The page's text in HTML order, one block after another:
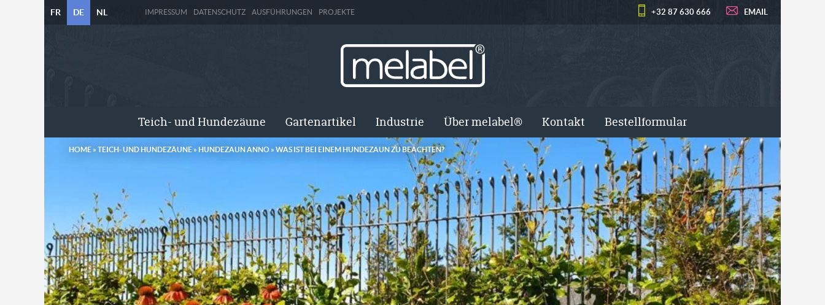
FR DE NL IMPRESSUM DATENSCHUTZ AUSFÜHRUNGEN PROJEKTE +32 87 630 666 EMAIL
Teich- und Hundezäune Gartenartikel Industrie Über melabel® Kontakt Bestellformular
HOME » TEICH- UND HUNDEZÄUNE » HUNDEZAUN ANNO » WAS IST BEI EINEM HUNDEZAUN ZU BEACHTEN?